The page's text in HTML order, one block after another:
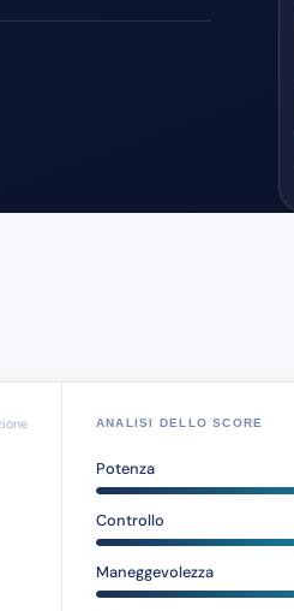
ANALISI DELLO SCORE
Potenza
Controllo
Maneggevolezza